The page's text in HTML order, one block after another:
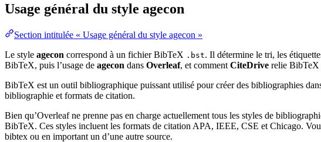
Usage général du style agecon
Section intitulée « Usage général du style agecon »
Le style agecon correspond à un fichier BibTeX .bst. Il détermine le tri, les
BibTeX, puis l’usage de agecon dans Overleaf, et comment CiteDrive relie BibTeX
BibTeX est un outil bibliographique puissant utilisé pour créer des bibliographies
bibliographie et formats de citation.
Bien qu’Overleaf ne prenne pas en charge actuellement tous les styles de
BibTeX. Ces styles incluent les formats de citation APA, IEEE, CSE et Chicago.
bibtex ou en important un d’une autre source.